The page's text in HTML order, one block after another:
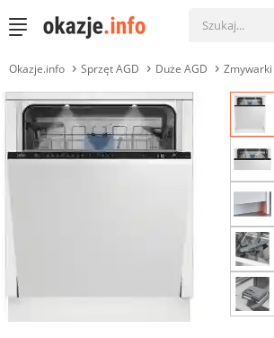
Okazje.info Sprzęt AGD Duże AGD Zmywarki